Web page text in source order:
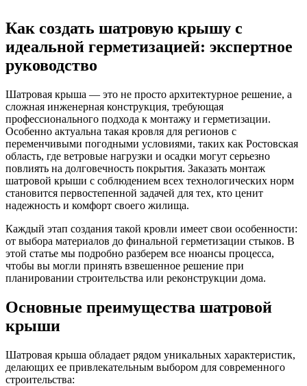
Как создать шатровую крышу с
идеальной герметизацией: экспертное
руководство
Шатровая крыша — это не просто архитектурное решение, а
сложная инженерная конструкция, требующая
профессионального подхода к монтажу и герметизации.
Особенно актуальна такая кровля для регионов с
переменчивыми погодными условиями, таких как Ростовская
область, где ветровые нагрузки и осадки могут серьезно
повлиять на долговечность покрытия. Заказать монтаж
шатровой крыши с соблюдением всех технологических норм
становится первостепенной задачей для тех, кто ценит
надежность и комфорт своего жилища.
Каждый этап создания такой кровли имеет свои особенности:
от выбора материалов до финальной герметизации стыков. В
этой статье мы подробно разберем все нюансы процесса,
чтобы вы могли принять взвешенное решение при
планировании строительства или реконструкции дома.
Основные преимущества шатровой
крыши
Шатровая крыша обладает рядом уникальных характеристик,
делающих ее привлекательным выбором для современного
строительства: